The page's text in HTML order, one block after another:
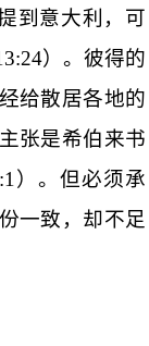
到意大利，可
）。彼得的
给散居各地的
张是希伯来书
）。但必须承
一致，却不足